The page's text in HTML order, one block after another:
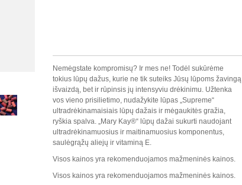
Nemėgstate kompromisų? Ir mes ne! Todėl sukūrėme
tokius lūpų dažus, kurie ne tik suteiks Jūsų lūpoms žavingą
išvaizdą, bet ir rūpinsis jų intensyviu drėkinimu. Užtenka
vos vieno prisilietimo, nudažykite lūpas „Supreme“
ultradrėkinamaisiais lūpų dažais ir mėgaukitės gražia,
ryškia spalva. „Mary Kay®“ lūpų dažai sukurti naudojant
ultradrėkinamuosius ir maitinamuosius komponentus,
saulėgrąžų aliejų ir vitaminą E.
Visos kainos yra rekomenduojamos mažmeninės kainos.
Visos kainos yra rekomenduojamos mažmeninės kainos.